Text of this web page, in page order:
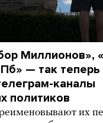
Миллионов»,
— так теперь
каналы
политиков
их